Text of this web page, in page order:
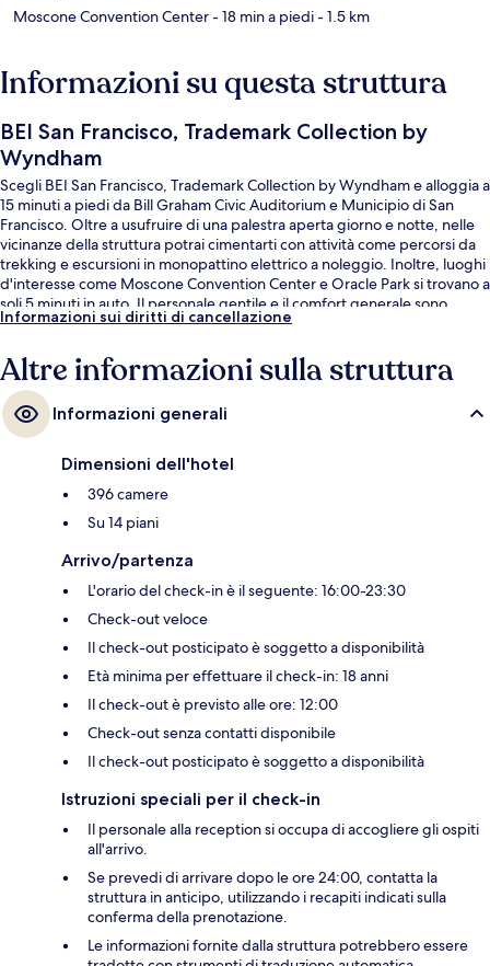
Moscone Convention Center- 18 min a piedi- 1.5 km
Informazioni su questa struttura
BEI San Francisco, Trademark Collection by
Wyndham
Scegli BEI San Francisco, Trademark Collection by Wyndham e alloggia a
15 minuti a piedi da Bill Graham Civic Auditorium e Municipio di San
Francisco. Oltre a usufruire di una palestra aperta giorno e notte, nelle
vicinanze della struttura potrai cimentarti con attività come percorsi da
trekking e escursioni in monopattino elettrico a noleggio. Inoltre, luoghi
d'interesse come Moscone Convention Center e Oracle Park si trovano a
soli 5 minuti in auto. Il personale gentile e il comfort generale sono
caratteristiche apprezzate dalle recensioni degli ospiti. La struttura è
e Stazione metro di Market St & Hyde St sono a breve distanza a piedi.
Informazioni sui diritti di cancellazione
Altre informazioni sulla struttura
Informazioni generali
Dimensioni dell'hotel
396 camere
Su 14 piani
Arrivo/partenza
L'orario del check-in è il seguente: 16:00-23:30
Check-out veloce
Il check-out posticipato è soggetto a disponibilità
Età minima per effettuare il check-in: 18 anni
Il check-out è previsto alle ore: 12:00
Check-out senza contatti disponibile
Il check-out posticipato è soggetto a disponibilità
Istruzioni speciali per il check-in
Il personale alla reception si occupa di accogliere gli ospiti
all'arrivo.
Se prevedi di arrivare dopo le ore 24:00, contatta la
struttura in anticipo, utilizzando i recapiti indicati sulla
conferma della prenotazione.
Le informazioni fornite dalla struttura potrebbero essere